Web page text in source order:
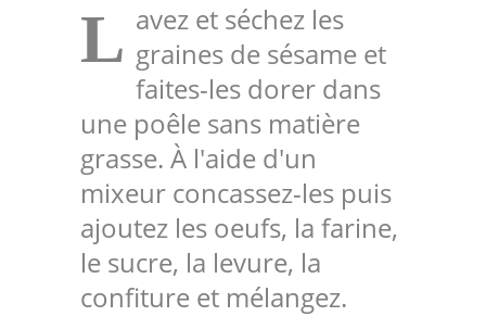
L avez et séchez les
graines de sésame et
faites-les dorer dans
une poêle sans matière
grasse. À l'aide d'un
mixeur concassez-les puis
ajoutez les oeufs, la farine,
le sucre, la levure, la
confiture et mélangez.